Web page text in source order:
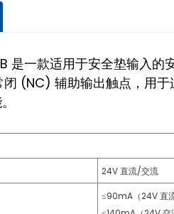
是一款适用于安全垫输入
(NC) 辅助输出触点，用
24V 直流/交流
≤90mA（24V 直流